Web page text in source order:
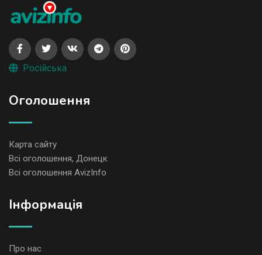
Російська
Оголошення
Карта сайту
Всі оголошення, Донецк
Всі оголошення AvizInfo
Iнформація
Про нас